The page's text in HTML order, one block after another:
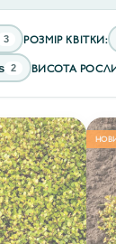
3 РОЗМІР КВІТКИ:
2 ВИСОТА